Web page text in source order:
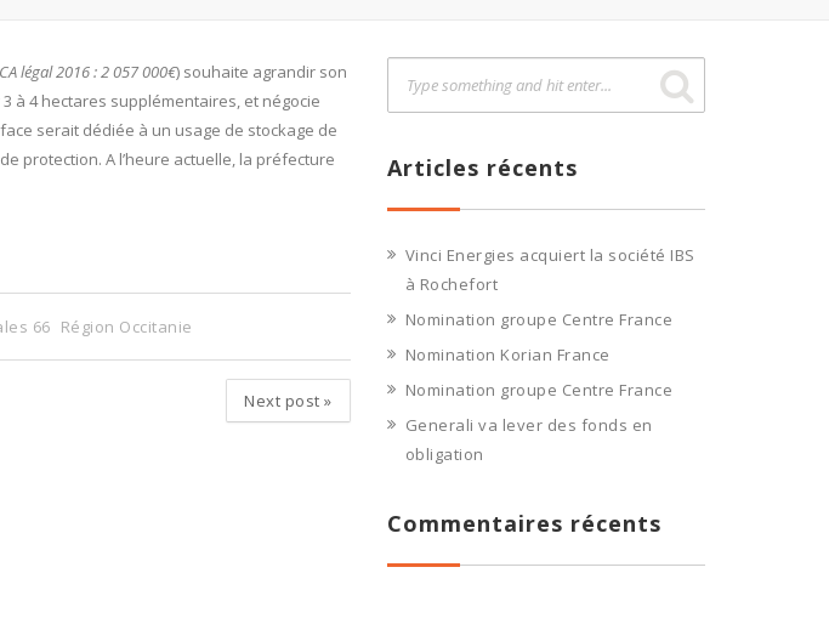
légal 2016 : 2 057 000€) souhaite agrandir son
à 4 hectares supplémentaires, et négocie
serait dédiée à un usage de stockage de
protection. A l’heure actuelle, la préfecture
66 Région Occitanie
Next post »
Articles récents
Vinci Energies acquiert la société IBS
à Rochefort
Nomination groupe Centre France
Nomination Korian France
Nomination groupe Centre France
Generali va lever des fonds en
obligation
Commentaires récents